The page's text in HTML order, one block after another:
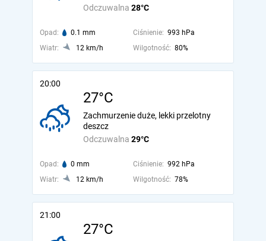
Odczuwalna 28°C
Opad: 0.1 mm Ciśnienie: 993 hPa
Wiatr:
12 km/h Wilgotność: 80%
20:00
27°C
Odczuwalna 29°C
Zachmurzenie duże, lekki przelotny
deszcz
Opad: 0 mm Ciśnienie: 992 hPa
Wiatr:
12 km/h Wilgotność: 78%
21:00
27°C